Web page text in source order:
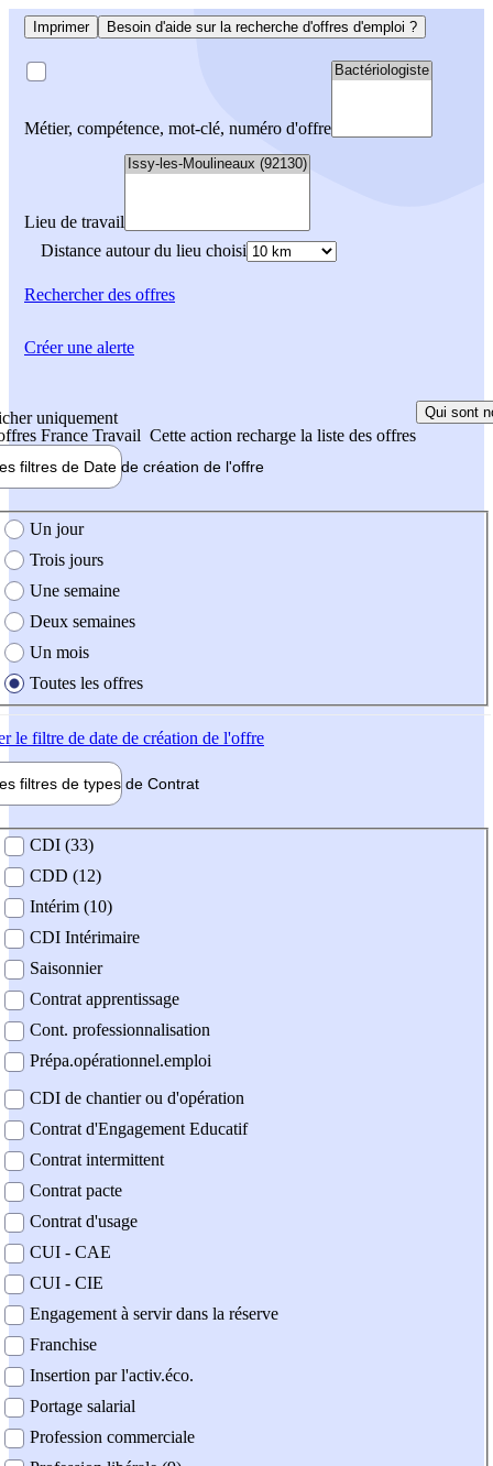
Imprimer Besoin d'aide sur la recherche d'offres d'emploi ?
Métier, compétence, mot-clé, numéro d'offre
Lieu de travail
Distance autour du lieu choisi
Rechercherdes offres
uniquement
France Travail Cette action recharge la liste des offres
Qui sont
filtres de Date de création de l'offre
création de l'offre
Un jour
Trois jours
Une semaine
Deux semaines
Un mois
Toutes les offres
le filtre de date de création de l'offre
filtres de types de Contrat
contrat
CDI (33)
CDD (12)
Intérim (10)
CDI Intérimaire
Saisonnier
Contrat apprentissage
Cont. professionnalisation
Prépa.opérationnel.emploi
CDI de chantier ou d'opération
Contrat d'Engagement Educatif
Contrat intermittent
Contrat pacte
Contrat d'usage
CUI - CAE
CUI - CIE
Engagement à servir dans la réserve
Franchise
Insertion par l'activ.éco.
Portage salarial
Profession commerciale
Créer une alerte